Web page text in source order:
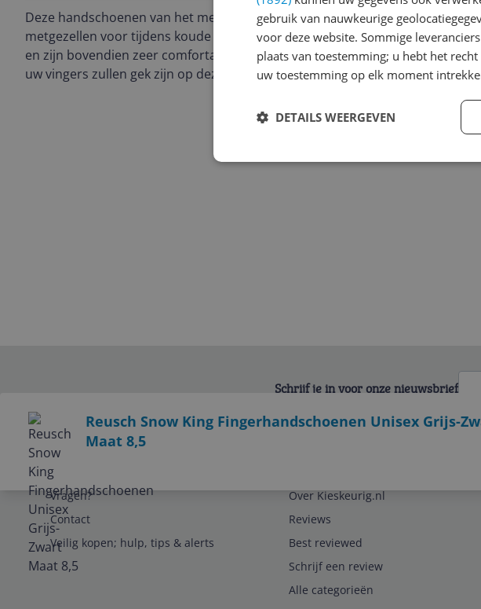
Deze handschoenen van het merk Reusch voor Volwassene zijn de perfecte
metgezellen voor tijdens koude dagen. Ze houden uw vingers aangenaam
en zijn bovendien zeer comfortabel om te dragen. Waar u ze ook naartoe
uw vingers zullen gek zijn op deze handschoenen.
Reusch Snow King Fingerhandschoenen Unisex Grijs-
Maat 8,5
Schrijf je in voor onze nieuwsbrief
Service
Vragen?
Contact
Veilig kopen; hulp, tips & alerts
Over Kieskeurig.nl
Reviews
Best reviewed
Schrijf een review
Alle categorieën
gebruik van nauwkeurige
voor deze website. Sommige
plaats van toestemming; u hebt het
uw toestemming op elk moment
DETAILS WEERGEVEN